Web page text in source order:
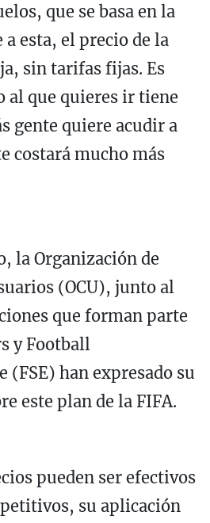
que se basa en la
a esta, el precio de la
sin tarifas fijas. Es
al que quieres ir tiene
gente quiere acudir a
costará mucho más
la Organización de
(OCU), junto al
que forman parte
y Football
(FSE) han expresado su
este plan de la FIFA.
pueden ser efectivos
su aplicación